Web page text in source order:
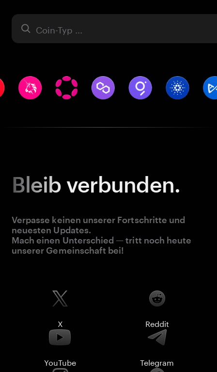
Asset
Bleib verbunden.
Verpasse keinen unserer Fortschritte und
neuesten Updates.
Mach einen Unterschied — tritt noch heute
unserer Gemeinschaft bei!
X Reddit
YouTube Telegram